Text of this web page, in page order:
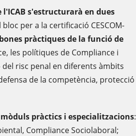
s'estructurarà en dues
per a la certificació CESCOM-
pràctiques de la funció de
les polítiques de Compliance i
risc penal en diferents àmbits
de la competència, protecció
mòduls pràctics i especialitzacions:
Compliance Sociolaboral;